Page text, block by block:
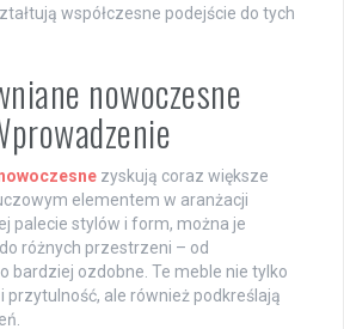
współczesne podejście do tych
nowoczesne
zyskują coraz większe
elementem w aranżacji
palecie stylów i form, można je
różnych przestrzeni – od
bardziej ozdobne. Te meble nie tylko
przytulność, ale również podkreślają